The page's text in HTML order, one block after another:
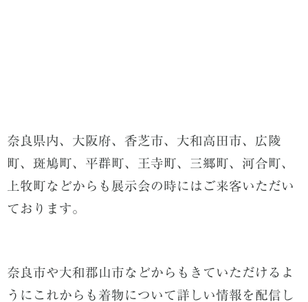
奈良県内、大阪府、香芝市、大和高田市、広陵
町、斑鳩町、平群町、王寺町、三郷町、河合町、
上牧町などからも展示会の時にはご来客いただい
ております。
奈良市や大和郡山市などからもきていただけるよ
うにこれからも着物について詳しい情報を配信し